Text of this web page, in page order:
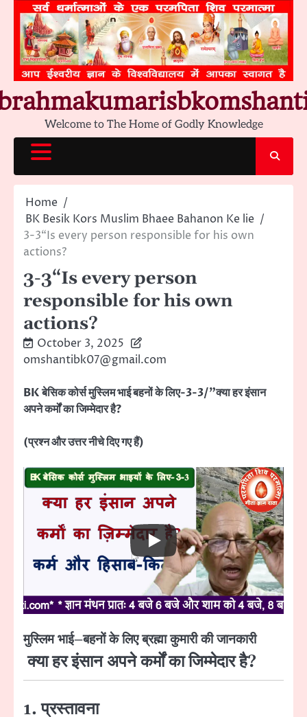
content
Welcome to The Home of Godly Knowledge
Home
BK Besik Kors Muslim Bhaee Bahanon Ke lie
3-3“Is every person responsible for his own
actions?
3-3“Is every person
responsible for his own
actions?
October 3, 2025
omshantibk07@gmail.com
BK बेसिक कोर्स मुस्लिम भाई बहनों के लिए-3-3/”क्या हर इंसान
अपने कर्मों का जिम्मेदार है?
(प्रश्न और उत्तर नीचे दिए गए हैं)
मुस्लिम भाई–बहनों के लिए ब्रह्मा कुमारी की जानकारी
क्या हर इंसान अपने कर्मों का जिम्मेदार है?
1. प्रस्तावना